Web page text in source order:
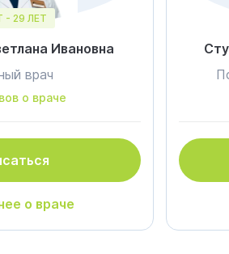
- 29 ЛЕТ
Ивановна
врач
о враче
о враче